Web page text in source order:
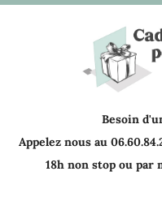
Besoin
Appelez nous au
18h non stop ou par